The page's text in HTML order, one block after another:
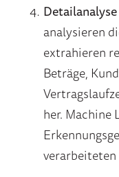
analysieren
extrahieren
Beträge,
her. Machine